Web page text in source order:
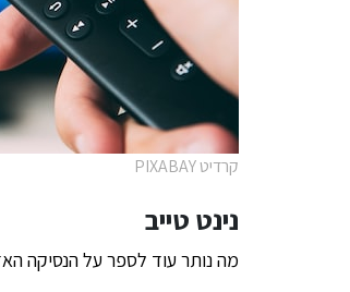
קרדיט PIXABAY
נינט טייב
מה נותר עוד לספר על הנסיקה